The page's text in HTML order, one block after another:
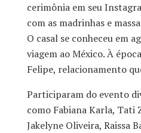
cerimônia em seu
com as madrinhas e
O casal se conheceu em
viagem ao México. À
Felipe, relacionamento
Participaram do evento
como Fabiana Karla, Tati
Jakelyne Oliveira, Raissa